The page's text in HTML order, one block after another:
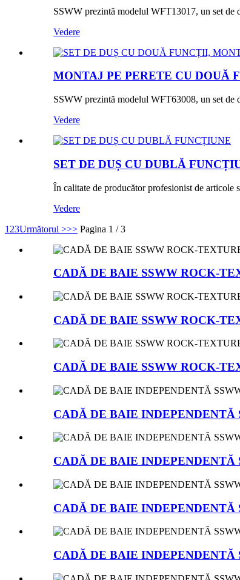
SSWW prezintă modelul WFT13017, un set de
Vedere
MONTAJ PE PERETE CU DOUĂ
SSWW prezintă modelul WFT63008, un set de
Vedere
SET DE DUȘ CU DUBLĂ
În calitate de producător profesionist de articole
Vedere
1 23Următorul >>> Pagina 1 / 3
CADĂ DE BAIE SSWW ROCK-
CADĂ DE BAIE SSWW ROCK-
CADĂ DE BAIE SSWW ROCK-
CADĂ DE BAIE INDEPENDENTĂ
CADĂ DE BAIE INDEPENDENTĂ
CADĂ DE BAIE INDEPENDENTĂ
CADĂ DE BAIE INDEPENDENTĂ